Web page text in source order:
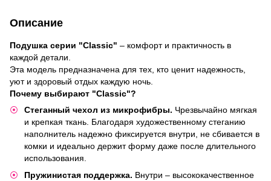
Описание
Подушка серии "Classic" – комфорт и практичность в
каждой детали.
Эта модель предназначена для тех, кто ценит надежность,
уют и здоровый отдых каждую ночь.
Почему выбирают "Classic"?
Стеганный чехол из микрофибры. Чрезвычайно мягкая
и крепкая ткань. Благодаря художественному стеганию
наполнитель надежно фиксируется внутри, не сбивается в
комки и идеально держит форму даже после длительного
использования.
​Пружинистая поддержка. Внутри – высококачественное